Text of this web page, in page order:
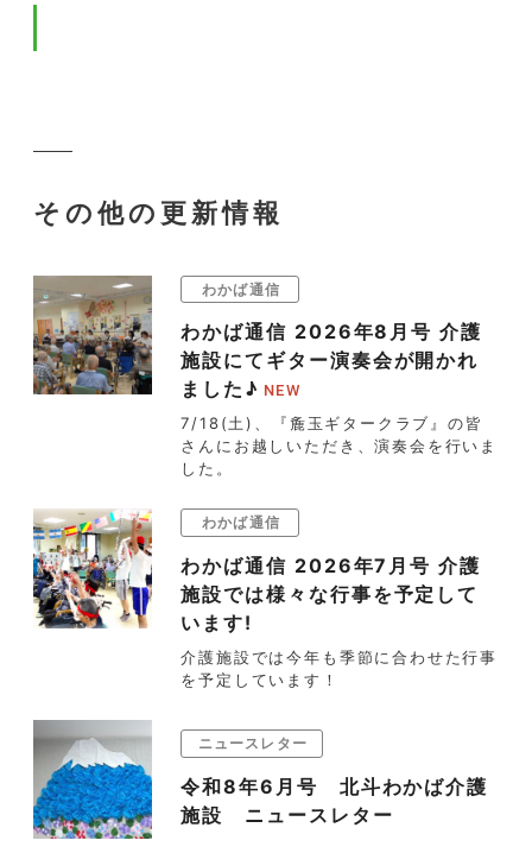
その他の更新情報
わかば通信
わかば通信 2026年8月号 介護
施設にてギター演奏会が開かれ
ました♪
7/18(土)、『麁玉ギタークラブ』の皆
さんにお越しいただき、演奏会を行いま
した。
わかば通信
わかば通信 2026年7月号 介護
施設では様々な行事を予定して
います!
介護施設では今年も季節に合わせた行事
を予定しています！
ニュースレター
令和8年6月号 北斗わかば介護
施設 ニュースレター